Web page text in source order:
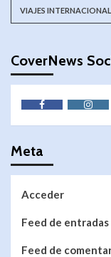
VIAJES
CoverNews
Meta
Acceder
Feed de entradas
Feed de